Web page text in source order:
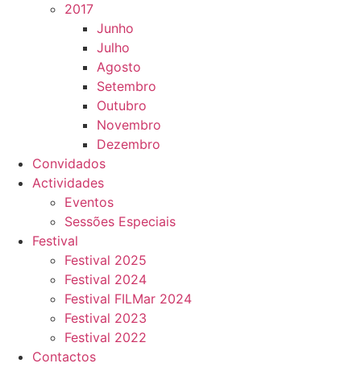
2017
Junho
Julho
Agosto
Setembro
Outubro
Novembro
Dezembro
Convidados
Actividades
Eventos
Sessões Especiais
Festival
Festival 2025
Festival 2024
Festival FILMar 2024
Festival 2023
Festival 2022
Contactos